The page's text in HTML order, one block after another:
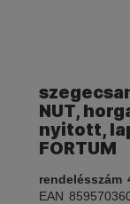
NUT,
nyitott,
FORTUM
rendelésszám
EAN